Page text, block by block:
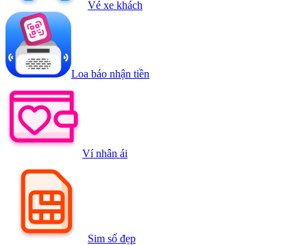
Vé xe khách
Loa báo nhận tiền
Ví nhân ái
Sim số đẹp